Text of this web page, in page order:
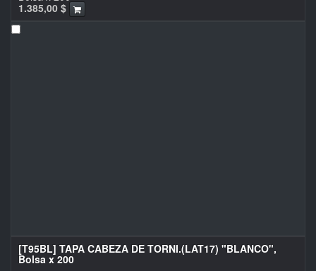
1.385,00 $
[T95BL] TAPA CABEZA DE TORNI.(LAT17) "BLANCO",
Bolsa x 200